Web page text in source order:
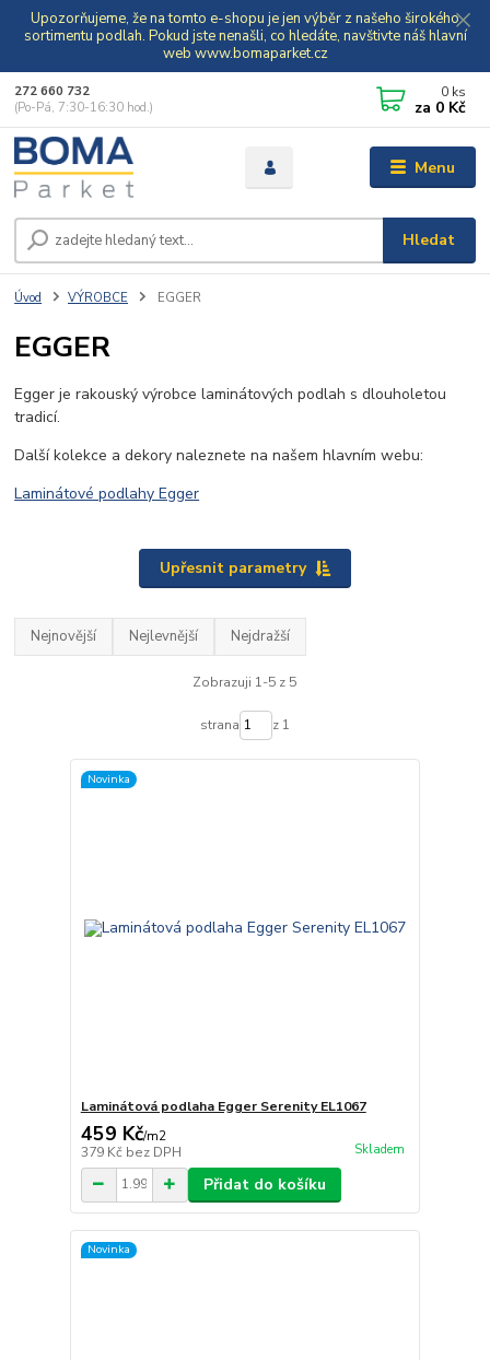
Upozorňujeme, že na tomto e-shopu je jen výběr z našeho širokého
sortimentu podlah. Pokud jste nenašli, co hledáte, navštivte náš hlavní
web www.bomaparket.cz
Menu
Hledat
272 660 732
(Po-Pá, 7:30-16:30 hod.)
0 ks
za 0 Kč
Úvod VÝROBCE EGGER
EGGER
Egger je rakouský výrobce laminátových podlah s dlouholetou
tradicí.
Další kolekce a dekory naleznete na našem hlavním webu:
Laminátové podlahy Egger
Upřesnit parametry
Nejnovější Nejlevnější Nejdražší
Zobrazuji 1-5 z 5
strana z 1
Novinka
Laminátová podlaha Egger Serenity EL1067
459 Kč/m2
379 Kč bez DPH Skladem
Přidat do košíku
Novinka